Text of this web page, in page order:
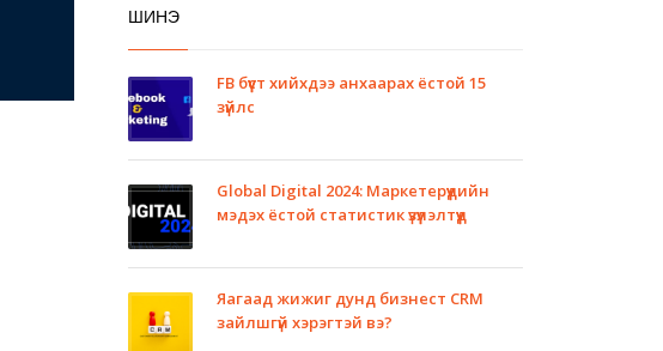
ШИНЭ
FB бүүст хийхдээ анхаарах ёстой 15
зүйлс
Global Digital 2024: Маркетерүүдийн
мэдэх ёстой статистик үзүүлэлтүүд
Яагаад жижиг дунд бизнест CRM
зайлшгүй хэрэгтэй вэ?